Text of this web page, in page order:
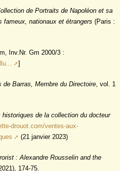
de Portraits de Napoléon et sa
nationaux et étrangers (Paris :
Inv.Nr. Gm 2000/3 :
]
de Barras, Membre du Directoire , vol. 1
historiques de la collection du docteur
drouot.com/ventes-aux-
(21 janvier 2023)
: Alexandre Rousselin and the
174-75.